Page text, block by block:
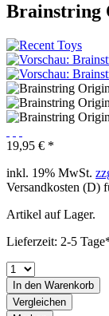
Brainstring
19,95 € *
inkl. 19% MwSt.
Versandkosten (D)
Artikel auf Lager.
Lieferzeit: 2-5
In den Warenkorb
Vergleichen